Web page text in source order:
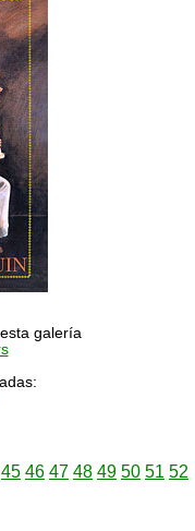
galería
45 46 47 48 49 50 51 52